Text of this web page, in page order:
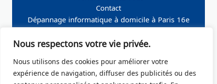
Nous respectons votre vie privée.
Nous utilisons des cookies pour améliorer votre
expérience de navigation, diffuser des publicités ou des
Contact
Dépannage informatique à domicile à Paris 16e
Seine
Perret
Dépannage informatique à domicile à Paris 19e